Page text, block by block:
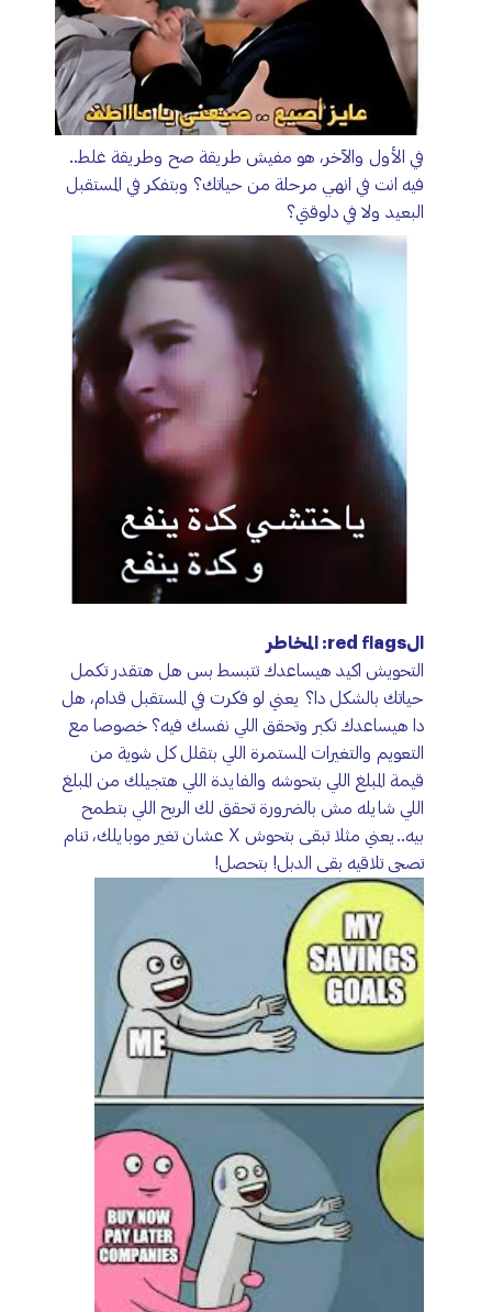
في الأول والآخر، هو مفيش طريقة صح وطريقة غلط..
فيه انت في انهي مرحلة من حياتك؟ وبتفكر في المستقبل
البعيد ولا في دلوقتي؟
الred flags: المخاطر
التحويش اكيد هيساعدك تتبسط بس هل هتقدر تكمل
حياتك بالشكل دا؟ يعني لو فكرت في المستقبل قدام، هل
دا هيساعدك تكبر وتحقق اللي نفسك فيه؟ خصوصا مع
التعويم والتغيرات المستمرة اللي بتقلل كل شوية من
قيمة المبلغ اللي بتحوشه والفايدة اللي هتجيلك من المبلغ
اللي شايله مش بالضرورة تحقق لك الربح اللي بتطمح
بيه..يعني مثلا تبقى بتحوش X عشان تغير موبايلك، تنام
تصحى تلاقيه بقى الدبل! بتحصل!